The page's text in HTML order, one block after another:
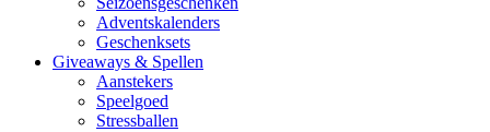
Adventskalenders
Geschenksets
Giveaways & Spellen
Aanstekers
Speelgoed
Stressballen